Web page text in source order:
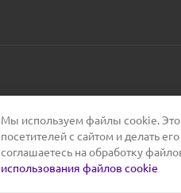
Мы используем файлы cookie. Это
посетителей с сайтом и делать
соглашаетесь на обработку
использования файлов cookie